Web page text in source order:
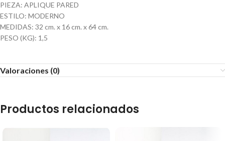
PIEZA: APLIQUE PARED
ESTILO: MODERNO
MEDIDAS: 32 cm. x 16 cm. x 64 cm.
PESO (KG): 1,5
Valoraciones (0)
Productos relacionados